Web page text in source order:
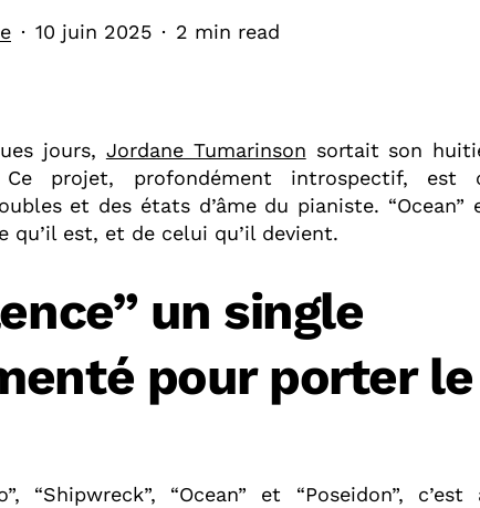
10 juin 2025 2 min read
jours, Jordane Tumarinson sortait son
Ce projet, profondément introspectif, est
et des états d’âme du pianiste. “Ocean”
qu’il est, et de celui qu’il devient.
un single
pour porter le
“Shipwreck”, “Ocean” et “Poseidon”,